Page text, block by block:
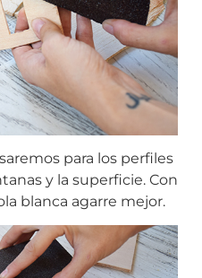
para los perfiles
y la superficie. Con
blanca agarre mejor.